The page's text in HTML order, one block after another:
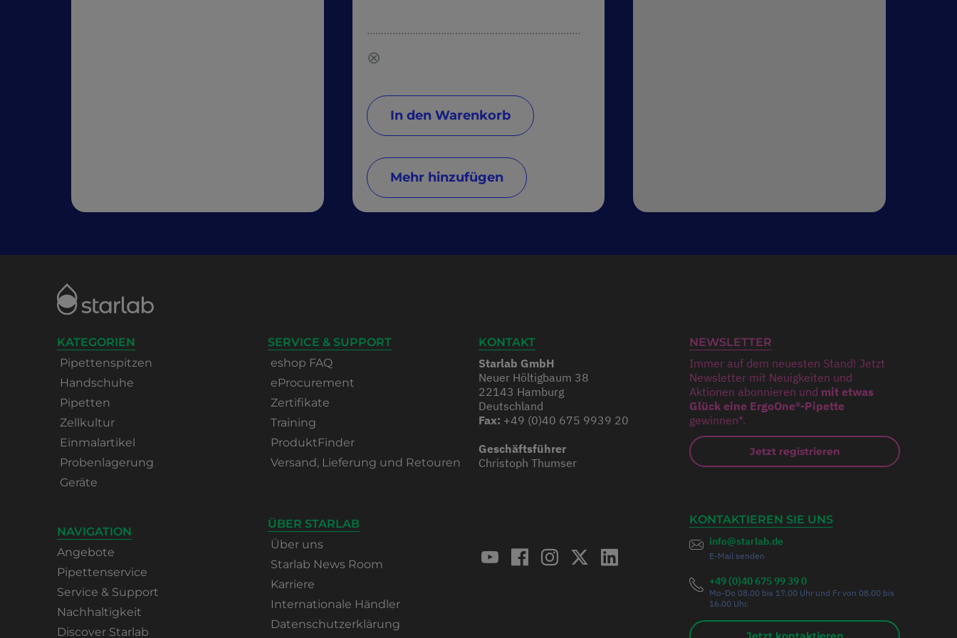
...........................................................................
⊗
In den Warenkorb
Mehr hinzufügen
KATEGORIEN
Pipettenspitzen
Handschuhe
Pipetten
Zellkultur
Einmalartikel
Probenlagerung
Geräte
NAVIGATION
Angebote
Pipettenservice
Service & Support
Nachhaltigkeit
Discover Starlab
SERVICE & SUPPORT
eshop FAQ
eProcurement
Zertifikate
Training
ProduktFinder
Versand, Lieferung und Retouren
ÜBER STARLAB
Über uns
Starlab News Room
Karriere
Internationale Händler
Datenschutzerklärung
KONTAKT
Starlab GmbH
Neuer Höltigbaum 38
22143 Hamburg
Deutschland
Fax: +49 (0)40 675 9939 20
Geschäftsführer
Christoph Thumser
NEWSLETTER
Immer auf dem neuesten Stand! Jetzt
Newsletter mit Neuigkeiten und
Aktionen abonnieren und mit etwas
Glück eine ErgoOne®-Pipette
gewinnen*.
Jetzt registrieren
KONTAKTIEREN SIE UNS
info@starlab.de
E-Mail senden
+49 (0)40 675 99 39 0
Mo-Do 08.00 bis 17.00 Uhr und Fr von 08.00 bis
16.00 Uhr.